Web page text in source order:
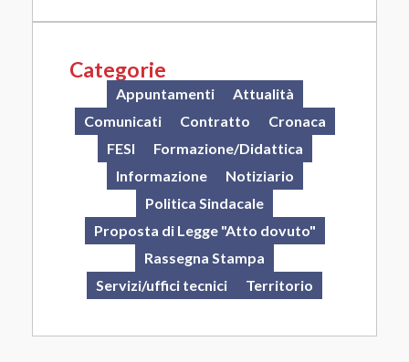
Categorie
Appuntamenti
Attualità
Comunicati
Contratto
Cronaca
FESI
Formazione/Didattica
Informazione
Notiziario
Politica Sindacale
Proposta di Legge "Atto dovuto"
Rassegna Stampa
Servizi/uffici tecnici
Territorio